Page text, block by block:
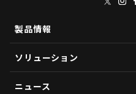
製品情報
ソリューション
ニュース